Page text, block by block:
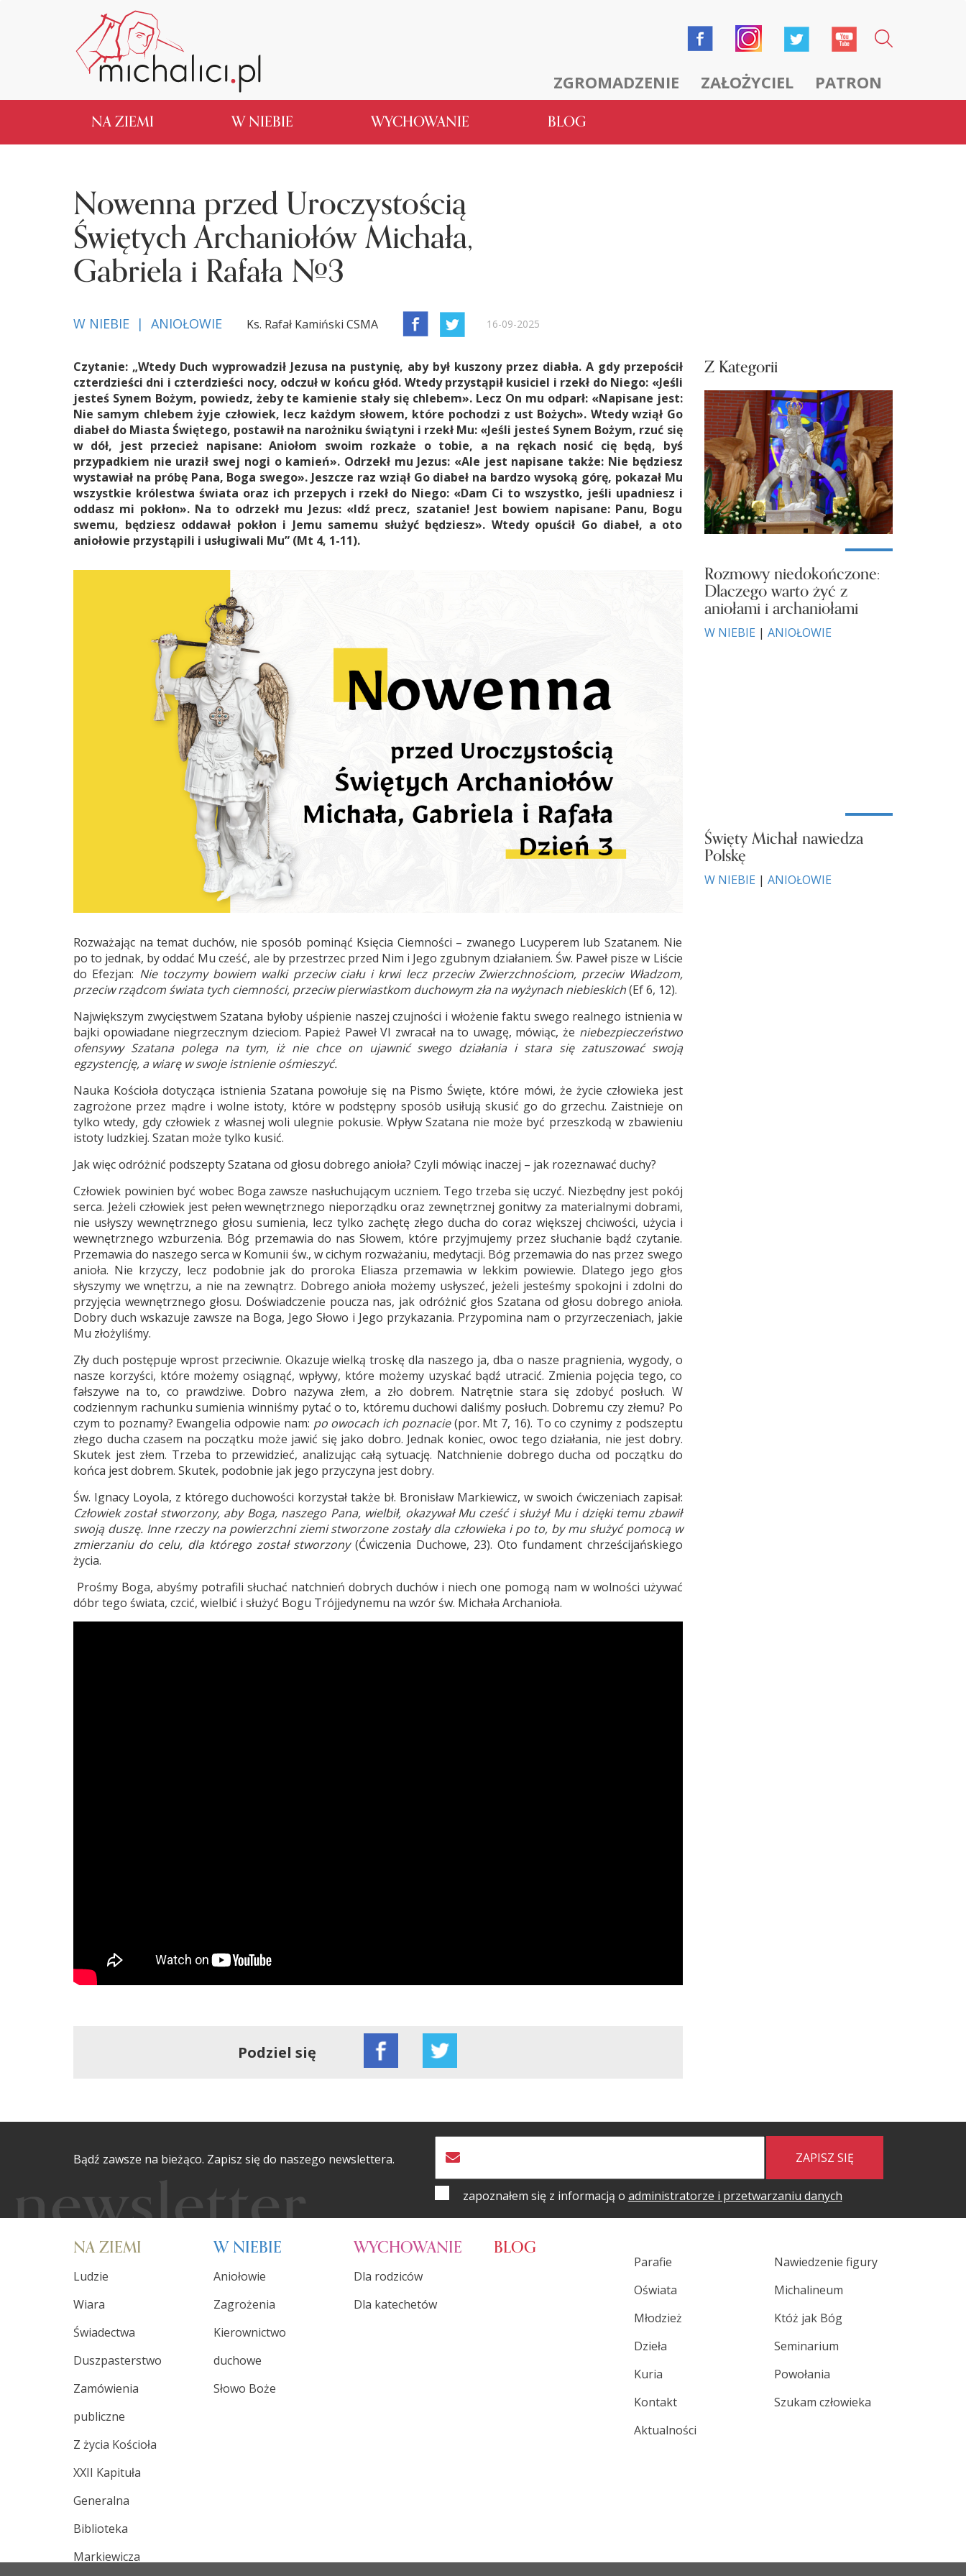
ZGROMADZENIE ZAŁOŻYCIEL PATRON
NA ZIEMI W NIEBIE WYCHOWANIE BLOG
Nowenna przed Uroczystością
Świętych Archaniołów Michała,
Gabriela i Rafała #3
W NIEBIE | ANIOŁOWIE Ks. Rafał Kamiński CSMA 16-09-2025
Czytanie: „Wtedy Duch wyprowadził Jezusa na pustynię, aby był kuszony przez diabła. A gdy przepościł
czterdzieści dni i czterdzieści nocy, odczuł w końcu głód. Wtedy przystąpił kusiciel i rzekł do Niego: «Jeśli
jesteś Synem Bożym, powiedz, żeby te kamienie stały się chlebem». Lecz On mu odparł: «Napisane jest:
Nie samym chlebem żyje człowiek, lecz każdym słowem, które pochodzi z ust Bożych». Wtedy wziął Go
diabeł do Miasta Świętego, postawił na narożniku świątyni i rzekł Mu: «Jeśli jesteś Synem Bożym, rzuć się
w dół, jest przecież napisane: Aniołom swoim rozkaże o tobie, a na rękach nosić cię będą, byś
przypadkiem nie uraził swej nogi o kamień». Odrzekł mu Jezus: «Ale jest napisane także: Nie będziesz
wystawiał na próbę Pana, Boga swego». Jeszcze raz wziął Go diabeł na bardzo wysoką górę, pokazał Mu
wszystkie królestwa świata oraz ich przepych i rzekł do Niego: «Dam Ci to wszystko, jeśli upadniesz i
oddasz mi pokłon». Na to odrzekł mu Jezus: «Idź precz, szatanie! Jest bowiem napisane: Panu, Bogu
swemu, będziesz oddawał pokłon i Jemu samemu służyć będziesz». Wtedy opuścił Go diabeł, a oto
aniołowie przystąpili i usługiwali Mu” (Mt 4, 1-11).
Rozważając na temat duchów, nie sposób pominąć Księcia Ciemności – zwanego Lucyperem lub Szatanem. Nie
po to jednak, by oddać Mu cześć, ale by przestrzec przed Nim i Jego zgubnym działaniem. Św. Paweł pisze w Liście
do Efezjan: Nie toczymy bowiem walki przeciw ciału i krwi lecz przeciw Zwierzchnościom, przeciw Władzom,
przeciw rządcom świata tych ciemności, przeciw pierwiastkom duchowym zła na wyżynach niebieskich(Ef 6, 12).
Największym zwycięstwem Szatana byłoby uśpienie naszej czujności i włożenie faktu swego realnego istnienia w
bajki opowiadane niegrzecznym dzieciom. Papież Paweł VI zwracał na to uwagę, mówiąc, że niebezpieczeństwo
ofensywy Szatana polega na tym, iż nie chce on ujawnić swego działania i stara się zatuszować swoją
egzystencję, a wiarę w swoje istnienie ośmieszyć.
Nauka Kościoła dotycząca istnienia Szatana powołuje się na Pismo Święte, które mówi, że życie człowieka jest
zagrożone przez mądre i wolne istoty, które w podstępny sposób usiłują skusić go do grzechu. Zaistnieje on
tylko wtedy, gdy człowiek z własnej woli ulegnie pokusie. Wpływ Szatana nie może być przeszkodą w zbawieniu
istoty ludzkiej. Szatan może tylko kusić.
Jak więc odróżnić podszepty Szatana od głosu dobrego anioła? Czyli mówiąc inaczej – jak rozeznawać duchy?
Człowiek powinien być wobec Boga zawsze nasłuchującym uczniem. Tego trzeba się uczyć. Niezbędny jest pokój
serca. Jeżeli człowiek jest pełen wewnętrznego nieporządku oraz zewnętrznej gonitwy za materialnymi dobrami,
nie usłyszy wewnętrznego głosu sumienia, lecz tylko zachętę złego ducha do coraz większej chciwości, użycia i
wewnętrznego wzburzenia. Bóg przemawia do nas Słowem, które przyjmujemy przez słuchanie bądź czytanie.
Przemawia do naszego serca w Komunii św., w cichym rozważaniu, medytacji. Bóg przemawia do nas przez swego
anioła. Nie krzyczy, lecz podobnie jak do proroka Eliasza przemawia w lekkim powiewie. Dlatego jego głos
słyszymy we wnętrzu, a nie na zewnątrz. Dobrego anioła możemy usłyszeć, jeżeli jesteśmy spokojni i zdolni do
przyjęcia wewnętrznego głosu. Doświadczenie poucza nas, jak odróżnić głos Szatana od głosu dobrego anioła.
Dobry duch wskazuje zawsze na Boga, Jego Słowo i Jego przykazania. Przypomina nam o przyrzeczeniach, jakie
Mu złożyliśmy.
Zły duch postępuje wprost przeciwnie. Okazuje wielką troskę dla naszego ja, dba o nasze pragnienia, wygody, o
nasze korzyści, które możemy osiągnąć, wpływy, które możemy uzyskać bądź utracić. Zmienia pojęcia tego, co
fałszywe na to, co prawdziwe. Dobro nazywa złem, a zło dobrem. Natrętnie stara się zdobyć posłuch. W
codziennym rachunku sumienia winniśmy pytać o to, któremu duchowi daliśmy posłuch. Dobremu czy złemu? Po
czym to poznamy? Ewangelia odpowie nam: po owocach ich poznacie(por. Mt 7, 16). To co czynimy z podszeptu
złego ducha czasem na początku może jawić się jako dobro. Jednak koniec, owoc tego działania, nie jest dobry.
Skutek jest złem. Trzeba to przewidzieć, analizując całą sytuację. Natchnienie dobrego ducha od początku do
końca jest dobrem. Skutek, podobnie jak jego przyczyna jest dobry.
Św. Ignacy Loyola, z którego duchowości korzystał także bł. Bronisław Markiewicz, w swoich ćwiczeniach zapisał:
Człowiek został stworzony, aby Boga, naszego Pana, wielbił, okazywał Mu cześć i służył Mu i dzięki temu zbawił
swoją duszę. Inne rzeczy na powierzchni ziemi stworzone zostały dla człowieka i po to, by mu służyć pomocą w
zmierzaniu do celu, dla którego został stworzony (Ćwiczenia Duchowe, 23). Oto fundament chrześcijańskiego
życia.
Prośmy Boga, abyśmy potrafili słuchać natchnień dobrych duchów i niech one pomogą nam w wolności używać
dóbr tego świata, czcić, wielbić i służyć Bogu Trójjedynemu na wzór św. Michała Archanioła.
Podziel się
Z Kategorii
Rozmowy niedokończone:
Dlaczego warto żyć z
aniołami i archaniołami
W NIEBIE | ANIOŁOWIE
Święty Michał nawiedza
Polskę
W NIEBIE | ANIOŁOWIE
Bądź zawsze na bieżąco. Zapisz się do naszego newslettera. ZAPISZ SIĘ
zapoznałem się z informacją o administratorze i przetwarzaniu danych
NA ZIEMI
Ludzie
Wiara
Świadectwa
Duszpasterstwo
Zamówienia
publiczne
Z życia Kościoła
XXII Kapituła
Generalna
Biblioteka
Markiewicza
W NIEBIE
Aniołowie
Zagrożenia
Kierownictwo
duchowe
Słowo Boże
WYCHOWANIE
Dla rodziców
Dla katechetów
BLOG
Parafie
Oświata
Młodzież
Dzieła
Kuria
Kontakt
Aktualności
Nawiedzenie figury
Michalineum
Któż jak Bóg
Seminarium
Powołania
Szukam człowieka